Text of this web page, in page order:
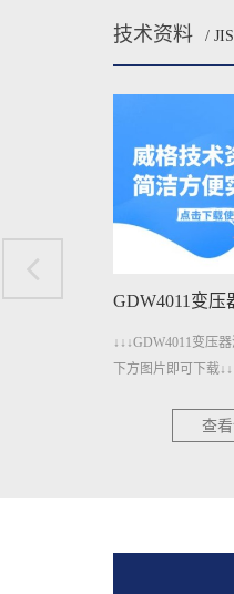
技术资料 /
↓↓↓GDW3001A三
册点击下方图片即可
查